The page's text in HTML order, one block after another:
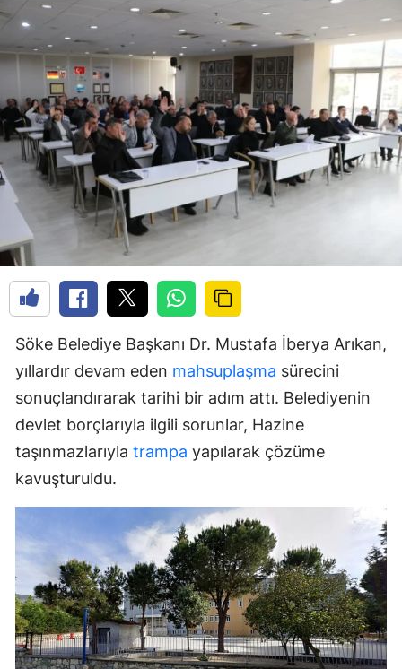
Söke Belediye Başkanı Dr. Mustafa İberya Arıkan,
yıllardır devam eden mahsuplaşma sürecini
sonuçlandırarak tarihi bir adım attı. Belediyenin
devlet borçlarıyla ilgili sorunlar, Hazine
taşınmazlarıyla trampa yapılarak çözüme
kavuşturuldu.